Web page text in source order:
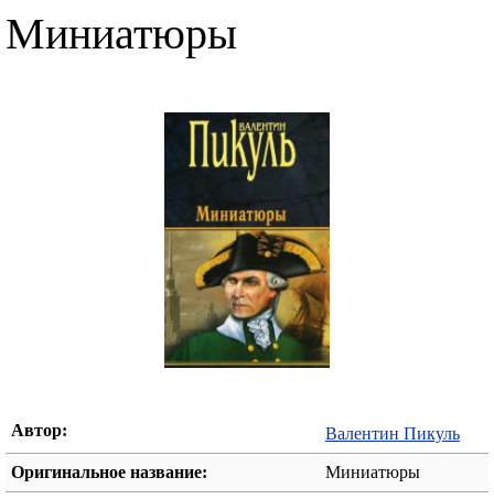
Миниатюры
Автор: Валентин Пикуль
Оригинальное название: Миниатюры